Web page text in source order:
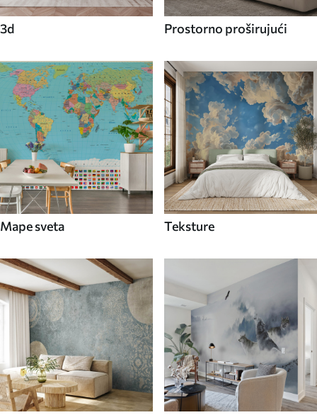
3d Prostorno proširujući
Mape sveta Teksture